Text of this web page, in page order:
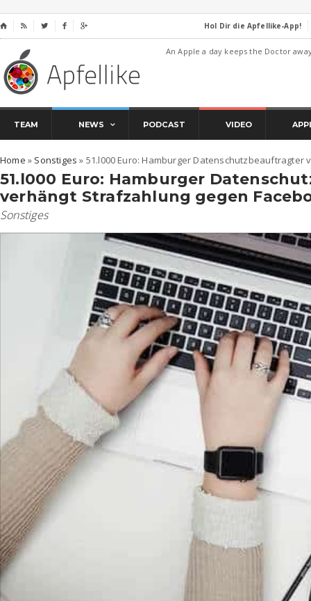
⌂     Hol Dir die Apfellike-App!
An Apple a day keeps the Doctor
TEAM NEWS PODCAST VIDEO
Home » Sonstiges » 51.l000 Euro: Hamburger Datenschutzbeauftragter
51.l000 Euro: Hamburger
verhängt Strafzahlung gegen
Sonstiges